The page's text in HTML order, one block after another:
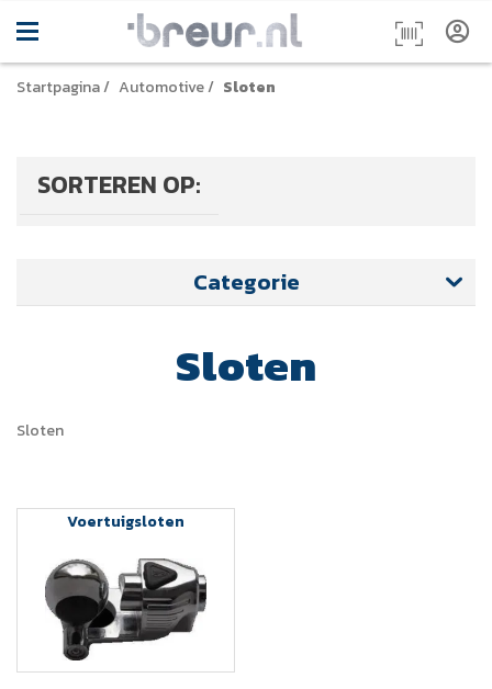
Startpagina/ Automotive/ Sloten
SORTEREN OP:
Categorie
Sloten
Sloten
Voertuigsloten